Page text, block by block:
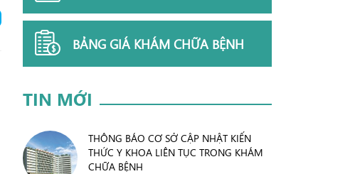
BẢNG GIÁ KHÁM CHỮA BỆNH
TIN MỚI
THÔNG BÁO CƠ SỞ CẬP NHẬT KIẾN
THỨC Y KHOA LIÊN TỤC TRONG KHÁM
CHỮA BỆNH